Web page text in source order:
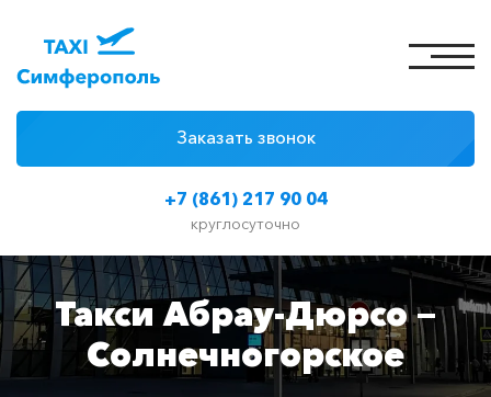
+7 (861) 217 90 04
круглосуточно
Заказать звонок
Цены на такси
Классы автомобилей
Отзывы
Контакты
Такси Абрау-Дюрсо —
Солнечногорское